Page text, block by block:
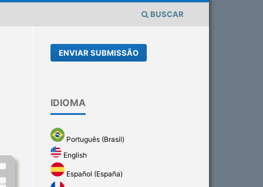
BUSCAR
ENVIAR SUBMISSÃO
IDIOMA
Português (Brasil)
English
Español (España)